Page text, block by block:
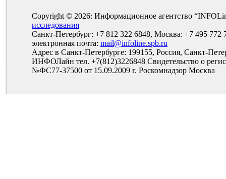
Copyright © 2026: Информационное агентство
исследования
Санкт-Петербург: +7 812 322 6848, Москва: +7 495 772
электронная почта: mail@infoline.spb.ru
Адрес в Санкт-Петербурге: 199155, Россия, Санкт-
ИНФОЛайн тел. +7(812)3226848 Свидетельство о
№ФС77-37500 от 15.09.2009 г. Роскомнадзор Москва